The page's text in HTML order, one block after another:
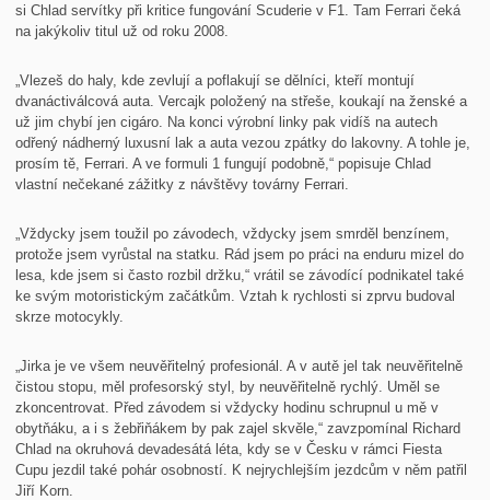
si Chlad servítky při kritice fungování Scuderie v F1. Tam Ferrari čeká
na jakýkoliv titul už od roku 2008.
„Vlezeš do haly, kde zevlují a poflakují se dělníci, kteří montují
dvanáctiválcová auta. Vercajk položený na střeše, koukají na ženské a
už jim chybí jen cigáro. Na konci výrobní linky pak vidíš na autech
odřený nádherný luxusní lak a auta vezou zpátky do lakovny. A tohle je,
prosím tě, Ferrari. A ve formuli 1 fungují podobně,“ popisuje Chlad
vlastní nečekané zážitky z návštěvy továrny Ferrari.
„Vždycky jsem toužil po závodech, vždycky jsem smrděl benzínem,
protože jsem vyrůstal na statku. Rád jsem po práci na enduru mizel do
lesa, kde jsem si často rozbil držku,“ vrátil se závodící podnikatel také
ke svým motoristickým začátkům. Vztah k rychlosti si zprvu budoval
skrze motocykly.
„Jirka je ve všem neuvěřitelný profesionál. A v autě jel tak neuvěřitelně
čistou stopu, měl profesorský styl, by neuvěřitelně rychlý. Uměl se
zkoncentrovat. Před závodem si vždycky hodinu schrupnul u mě v
obytňáku, a i s žebřiňákem by pak zajel skvěle,“ zavzpomínal Richard
Chlad na okruhová devadesátá léta, kdy se v Česku v rámci Fiesta
Cupu jezdil také pohár osobností. K nejrychlejším jezdcům v něm patřil
Jiří Korn.